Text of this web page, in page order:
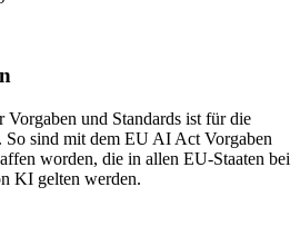
und Standards ist für die
sind mit dem EU AI Act Vorgaben
worden, die in allen EU-Staaten bei
KI gelten werden.